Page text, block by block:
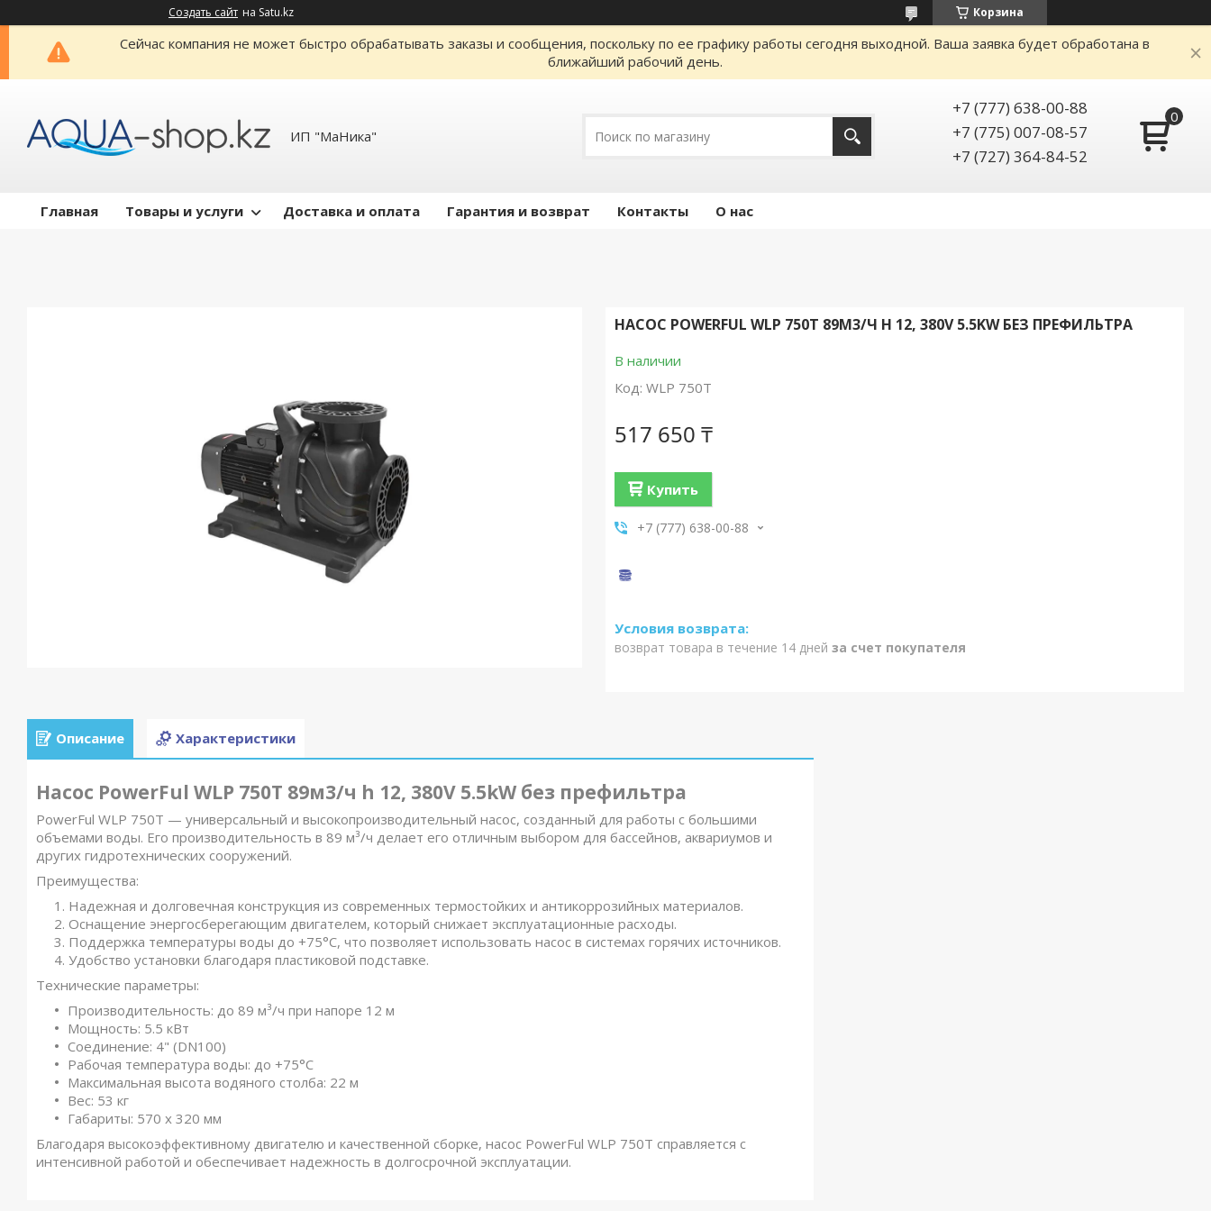
Создать сайт на Satu.kz Корзина
Сейчас компания не может быстро обрабатывать заказы и сообщения, поскольку по ее графику работы сегодня выходной. Ваша заявка будет обработана в
ближайший рабочий день.
ИП "МаНика"
+7 (777) 638-00-88
+7 (775) 007-08-57
+7 (727) 364-84-52
Главная Товары и услуги Доставка и оплата Гарантия и возврат Контакты О нас
НАСОС POWERFUL WLP 750T 89М3/Ч H 12, 380V 5.5KW БЕЗ ПРЕФИЛЬТРА
В наличии
Код: WLP 750T
517 650 ₸
Купить
+7 (777) 638-00-88
возврат товара в течение 14 дней за счет покупателя
Описание Характеристики
Насос PowerFul WLP 750T 89м3/ч h 12, 380V 5.5kW без префильтра
PowerFul WLP 750T — универсальный и высокопроизводительный насос, созданный для работы с большими
объемами воды. Его производительность в 89 м³/ч делает его отличным выбором для бассейнов, аквариумов и
других гидротехнических сооружений.
Преимущества:
Надежная и долговечная конструкция из современных термостойких и антикоррозийных материалов.
Оснащение энергосберегающим двигателем, который снижает эксплуатационные расходы.
Поддержка температуры воды до +75°C, что позволяет использовать насос в системах горячих источников.
Удобство установки благодаря пластиковой подставке.
Технические параметры:
Производительность: до 89 м³/ч при напоре 12 м
Мощность: 5.5 кВт
Соединение: 4" (DN100)
Рабочая температура воды: до +75°C
Максимальная высота водяного столба: 22 м
Вес: 53 кг
Габариты: 570 x 320 мм
Благодаря высокоэффективному двигателю и качественной сборке, насос PowerFul WLP 750T справляется с
интенсивной работой и обеспечивает надежность в долгосрочной эксплуатации.